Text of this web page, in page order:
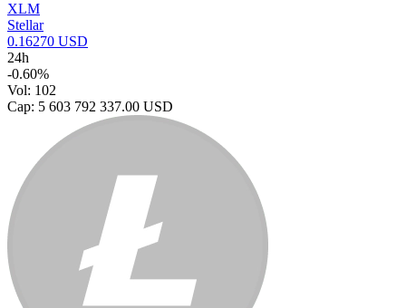
XLM
Stellar
0.16270 USD
24h
-0.60%
Vol: 102
Cap: 5 603 792 337.00 USD